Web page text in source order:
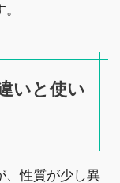
いと使い
、性質が少し異